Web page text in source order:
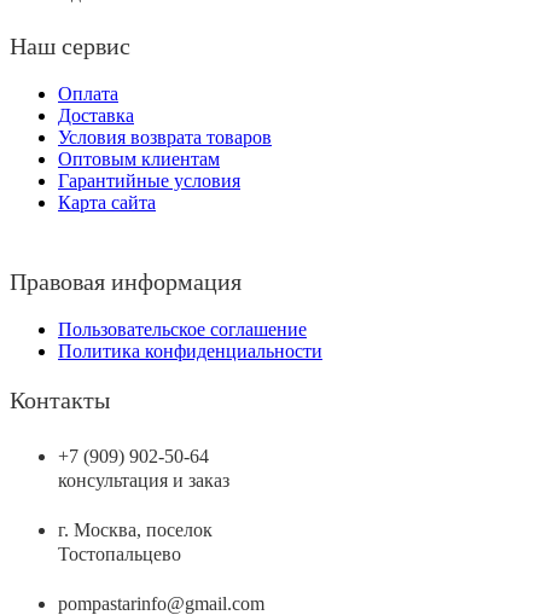
Наш сервис
Оплата
Доставка
Условия возврата товаров
Оптовым клиентам
Гарантийные условия
Карта сайта
Правовая информация
Пользовательское соглашение
Политика конфиденциальности
Контакты
+7 (909) 902-50-64
консультация и заказ
г. Москва, поселок
Тостопальцево
pompastarinfo@gmail.com